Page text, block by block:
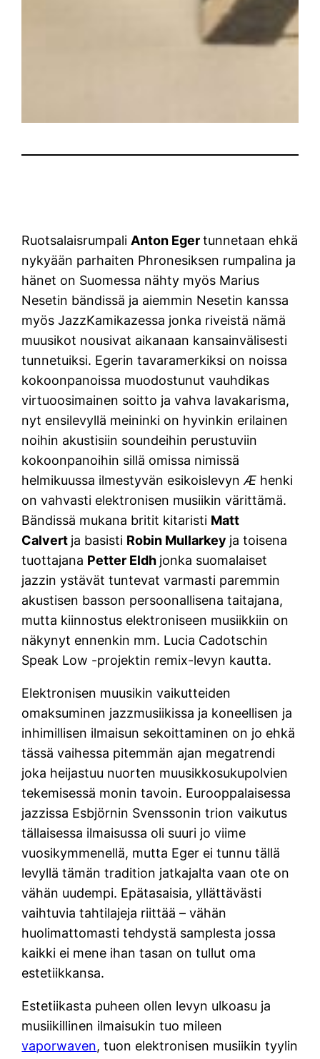
Ruotsalaisrumpali Anton Egertunnetaan ehkä
nykyään parhaiten Phronesiksen rumpalina ja
hänet on Suomessa nähty myös Marius
Nesetin bändissä ja aiemmin Nesetin kanssa
myös JazzKamikazessa jonka riveistä nämä
muusikot nousivat aikanaan kansainvälisesti
tunnetuiksi. Egerin tavaramerkiksi on noissa
kokoonpanoissa muodostunut vauhdikas
virtuoosimainen soitto ja vahva lavakarisma,
nyt ensilevyllä meininki on hyvinkin erilainen
noihin akustisiin soundeihin perustuviin
kokoonpanoihin sillä omissa nimissä
helmikuussa ilmestyvän esikoislevynÆ henki
on vahvasti elektronisen musiikin värittämä.
Bändissä mukana britit kitaristi Matt
Calvert ja basisti Robin Mullarkey ja toisena
tuottajana Petter Eldh jonka suomalaiset
jazzin ystävät tuntevat varmasti paremmin
akustisen basson persoonallisena taitajana,
mutta kiinnostus elektroniseen musiikkiin on
näkynyt ennenkin mm. Lucia Cadotschin
Speak Low -projektin remix-levyn kautta.
Elektronisen muusikin vaikutteiden
omaksuminen jazzmusiikissa ja koneellisen ja
inhimillisen ilmaisun sekoittaminen on jo ehkä
tässä vaihessa pitemmän ajan megatrendi
joka heijastuu nuorten muusikkosukupolvien
tekemisessä monin tavoin. Eurooppalaisessa
jazzissa Esbjörnin Svenssonin trion vaikutus
tällaisessa ilmaisussa oli suuri jo viime
vuosikymmenellä, mutta Eger ei tunnu tällä
levyllä tämän tradition jatkajalta vaan ote on
vähän uudempi. Epätasaisia, yllättävästi
vaihtuvia tahtilajeja riittää – vähän
huolimattomasti tehdystä samplesta jossa
kaikki ei mene ihan tasan on tullut oma
estetiikkansa.
Estetiikasta puheen ollen levyn ulkoasu ja
musiikillinen ilmaisukin tuo mileen
vaporwaven, tuon elektronisen musiikin tyylin